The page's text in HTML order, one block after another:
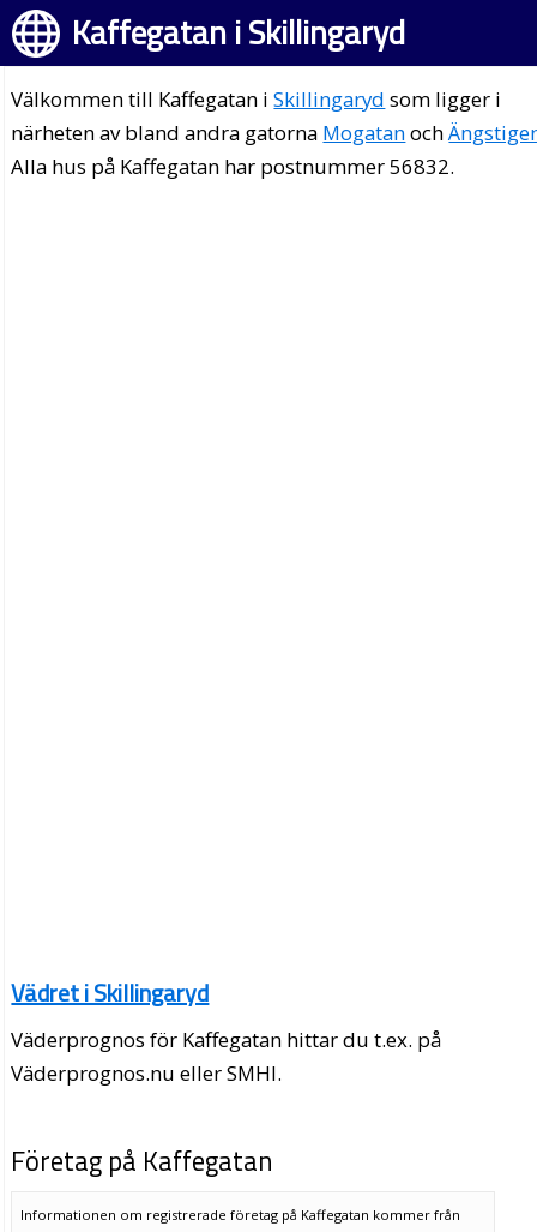
Kaffegatan i Skillingaryd
Välkommen till Kaffegatan iSkillingaryd som ligger i
närheten av bland andra gatorna Mogatanoch
Alla hus på Kaffegatan har postnummer 56832.
Vädret i Skillingaryd
Väderprognos för Kaffegatan hittar du t.ex. på
Väderprognos.nu eller SMHI.
Företag på Kaffegatan
Informationen om registrerade företag på Kaffegatan kommer från